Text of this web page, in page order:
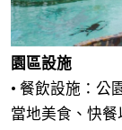
園區設施
• 餐飲設施：公
當地美食、快